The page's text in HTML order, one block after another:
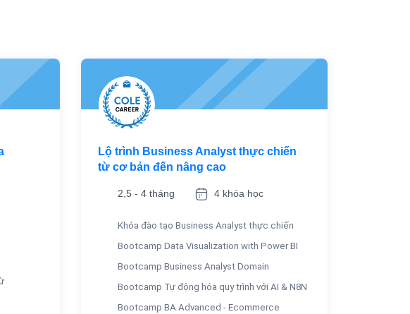
Lộ trình Business Analyst thực chiến
từ cơ bản đến nâng cao
2,5 - 4 tháng 4 khóa học
Khóa đào tạo Business Analyst thực chiến
Bootcamp Data Visualization with Power BI
Bootcamp Business Analyst Domain
Bootcamp Tự động hóa quy trình với AI & N8N
Bootcamp BA Advanced - Ecommerce